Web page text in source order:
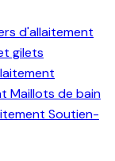
d'allaitement
gilets
Maillots de bain
Soutien-